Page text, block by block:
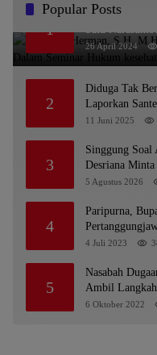
Popular Posts
1
Dr. KMS
Satu
Di RSUD
26 April 2024
2
Diduga Tak
Laporkan
Batu
11 Juni 2025
3
Singgung Soal
Desriana
5 Agustus 2026
4
Paripurna,
4 Juli 2023
5
Nasabah
Ambil
6 Oktober 2022